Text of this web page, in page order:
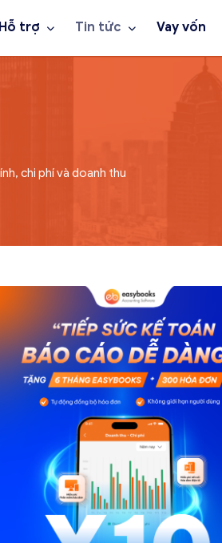
Hỗ trợ Tin tức Vay vốn
chi phí và doanh thu